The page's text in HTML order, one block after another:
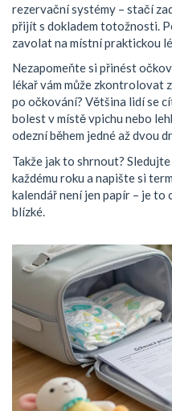
rezervační systémy – stačí
přijít s dokladem totožnosti.
zavolat na místní praktickou
Nezapomeňte si přinést
lékař vám může zkontrolovat
po očkování? Většina lidí se
bolest v místě vpichu nebo
odezní během jedné až dvou
Takže jak to shrnout?
každému roku a napište si
kalendář není jen papír – je to
blízké.